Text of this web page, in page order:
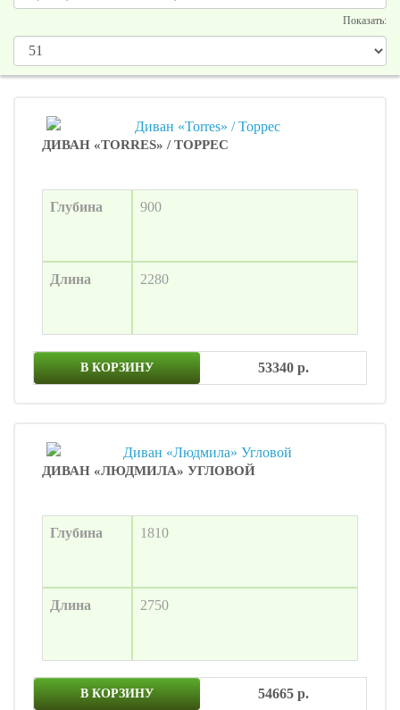
Показать:
ДИВАН «TORRES» / ТОРРЕС
Глубина 900
Длина 2280
В КОРЗИНУ 53340 р.
ДИВАН «ЛЮДМИЛА» УГЛОВОЙ
Глубина 1810
Длина 2750
В КОРЗИНУ 54665 р.